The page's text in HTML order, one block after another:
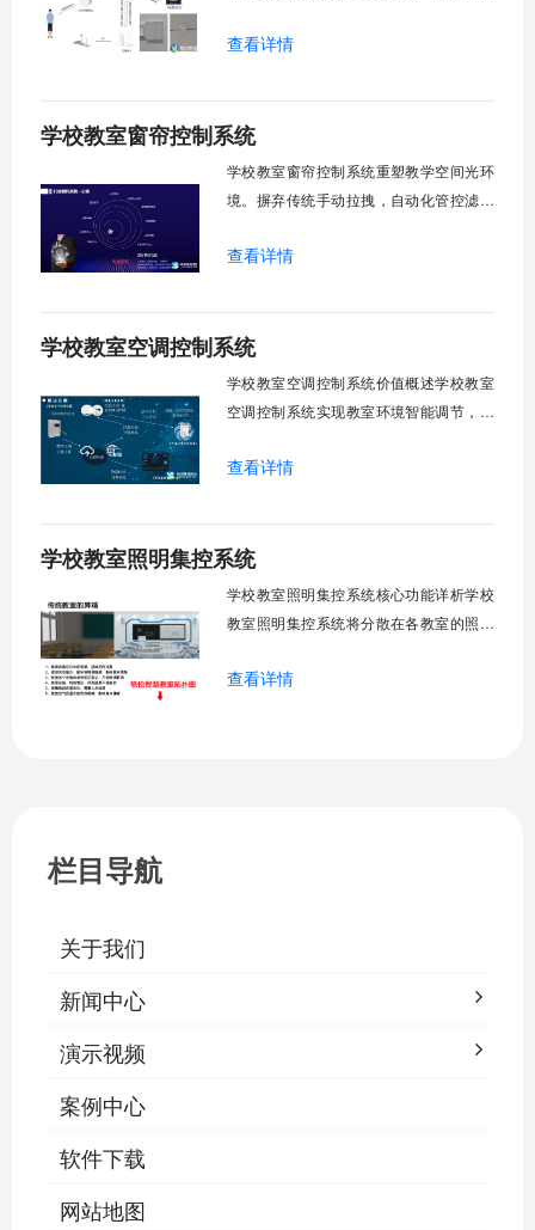
能化改造后，一键完成全校窗帘开合，节
生视力健康，营造舒适教学环境。节能减
排效果显著，延长窗帘使用寿命，降低学
查看详情
学校教室窗帘控制系统
学校教室窗帘控制系统重塑教学空间光环
境。摒弃传统手动拉拽，自动化管控滤除
足，节能降耗。精准适配多媒体教学、考
能智慧校园生态升级。智能光感调节1. 动
态光照追踪实时捕捉室外照度参数。光照
查看详情
学校教室空调控制系统
学校教室空调控制系统价值概述学校教室
空调控制系统实现教室环境智能调节，提
管理全校空调设备，远程监控运行状态，
警。管理人员通过平台统一管控，减少人
工巡检工作量，延长设备使用寿命，节约
查看详情
学校教室照明集控系统
学校教室照明集控系统核心功能详析学校
教室照明集控系统将分散在各教室的照明
关、按需调光、定时策略、能耗监测、故
查看详情
栏目导航
关于我们
新闻中心
演示视频
案例中心
软件下载
网站地图